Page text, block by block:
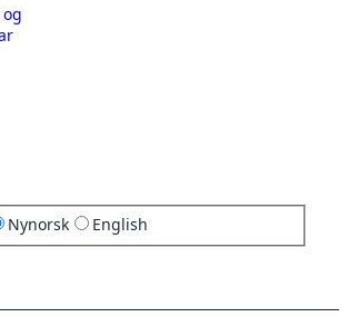
Nynorsk English